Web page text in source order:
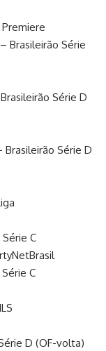
Brasileirão Série
Série D
Brasileirão Série D
C
C
D (OF-volta)